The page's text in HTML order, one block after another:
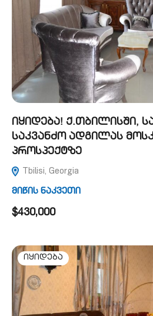
იყიდება! ქ.თბილისში,
საკვანძო ადგილას
პროსპექტზე
Tbilisi, Georgia
მიწის ნაკვეთი
$430,000
იყიდება